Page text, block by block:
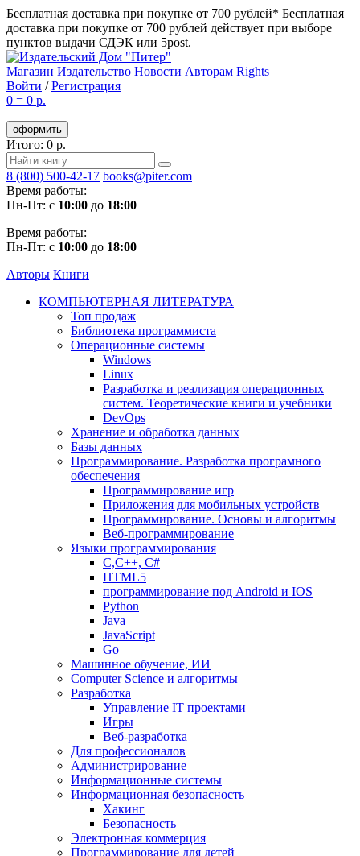
Бесплатная доставка при покупке от 700 рублей* Бесплатная
доставка при покупке от 700 рублей действует при выборе
пунктов выдачи СДЭК или 5post.
Магазин Издательство Новости Авторам Rights
Войти /Регистрация
0 = 0 р.
оформить
Итого: 0 р.
8 (800) 500-42-17 books@piter.com
Время работы:
Пн-Пт: с 10:00 до 18:00
Время работы:
Пн-Пт: с 10:00 до 18:00
Авторы Книги
КОМПЬЮТЕРНАЯ ЛИТЕРАТУРА
Топ продаж
Библиотека программиста
Операционные системы
Windows
Linux
Разработка и реализация операционных
систем. Теоретические книги и учебники
DevOps
Хранение и обработка данных
Базы данных
Программирование. Разработка програмного
обеспечения
Программирование игр
Приложения для мобильных устройств
Программирование. Основы и алгоритмы
Веб-программирование
Языки программирования
С,С++, С#
HTML5
программирование под Android и IOS
Python
Java
JavaScript
Go
Машинное обучение, ИИ
Computer Science и алгоритмы
Разработка
Управление IT проектами
Игры
Веб-разработка
Для профессионалов
Администрирование
Информационные системы
Информационная безопасность
Хакинг
Безопасность
Электронная коммерция
Программирование для детей